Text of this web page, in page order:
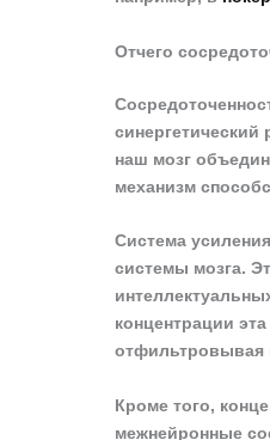
Отчего
наш мозг
механизм
Система
системы мозга.
концентрации
отфильтровывая
Кроме того,
межнейронные